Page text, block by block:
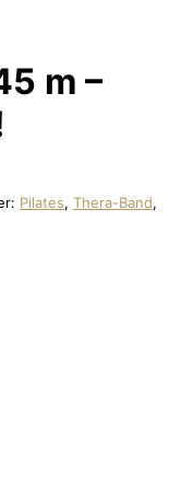
m –
Pilates, Thera-Band,